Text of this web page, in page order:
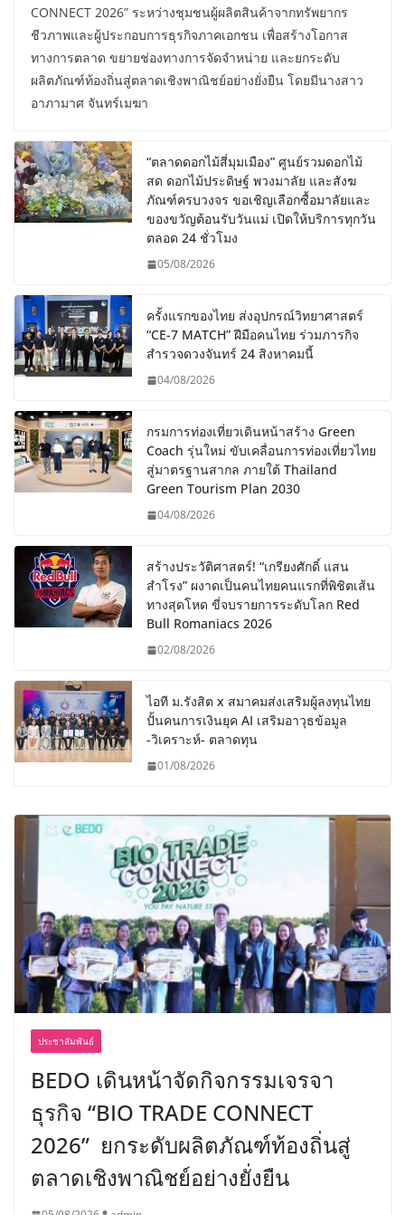
CONNECT 2026” ระหว่างชุมชนผู้ผลิตสินค้าจากทรัพยากร
ชีวภาพและผู้ประกอบการธุรกิจภาคเอกชน เพื่อสร้างโอกาส
ทางการตลาด ขยายช่องทางการจัดจำหน่าย และยกระดับ
ผลิตภัณฑ์ท้องถิ่นสู่ตลาดเชิงพาณิชย์อย่างยั่งยืน โดยมีนางสาว
อาภามาศ จันทร์เมฆา
“ตลาดดอกไม้สี่มุมเมือง” ศูนย์รวมดอกไม้
สด ดอกไม้ประดิษฐ์ พวงมาลัย และสังฆ
ภัณฑ์ครบวงจร ขอเชิญเลือกซื้อมาลัยและ
ของขวัญต้อนรับวันแม่ เปิดให้บริการทุกวัน
ตลอด 24 ชั่วโมง
05/08/2026
ครั้งแรกของไทย ส่งอุปกรณ์วิทยาศาสตร์
“CE-7 MATCH” ฝีมือคนไทย ร่วมภารกิจ
สำรวจดวงจันทร์ 24 สิงหาคมนี้
04/08/2026
กรมการท่องเที่ยวเดินหน้าสร้าง Green
Coach รุ่นใหม่ ขับเคลื่อนการท่องเที่ยวไทย
สู่มาตรฐานสากล ภายใต้ Thailand
Green Tourism Plan 2030
04/08/2026
สร้างประวัติศาสตร์! “เกรียงศักดิ์ แสน
สำโรง” ผงาดเป็นคนไทยคนแรกที่พิชิตเส้น
ทางสุดโหด ขี่จบรายการระดับโลก Red
Bull Romaniacs 2026
02/08/2026
ไอที ม.รังสิต x สมาคมส่งเสริมผู้ลงทุนไทย
ปั้นคนการเงินยุค AI เสริมอาวุธข้อมูล
-วิเคราะห์- ตลาดทุน
01/08/2026
ประชาสัมพันธ์
BEDO เดินหน้าจัดกิจกรรมเจรจา
ธุรกิจ “BIO TRADE CONNECT
2026” ยกระดับผลิตภัณฑ์ท้องถิ่นสู่
ตลาดเชิงพาณิชย์อย่างยั่งยืน